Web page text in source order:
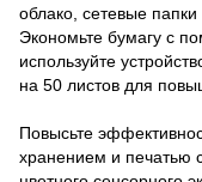
облако, сетевые
Экономьте бумагу с
используйте
на 50 листов для
Повысьте
хранением и печатью